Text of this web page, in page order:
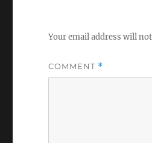
Your email address will
COMMENT *